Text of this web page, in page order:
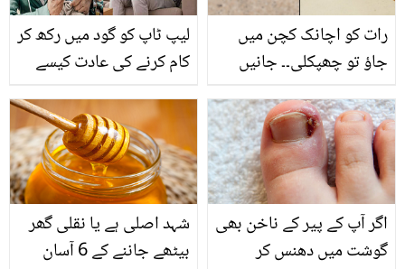
لیپ ٹاپ کو گود میں رکھ کر
کام کرنے کی عادت کیسے
کرسکتی ہے؟ چند عام
عادتیں جن کی وجہ سے
لوگ بانجھ پن کو خود
دعوت دے بیٹھتے ہیں
رات کو اچانک کچن میں
جاؤ تو چھپکلی۔۔ جانیں
چند فائدے مند ٹپس، جو
اس رمضان خواتین کے بہت
کام آئے
شہد اصلی ہے یا نقلی گھر
بیٹھے جاننے کے 6 آسان
اگر آپ کے پیر کے ناخن بھی
گوشت میں دھنس کر